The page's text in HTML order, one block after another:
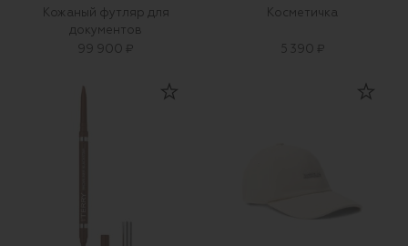
Кожаный футляр для
документов
99 900 ₽
Косметичка
5 390 ₽